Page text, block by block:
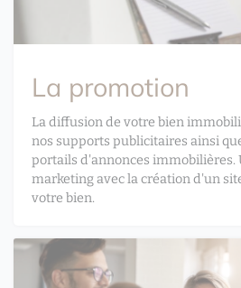
La promotion
La diffusion de votre bien
nos supports publicitaires ainsi
portails d'annonces immobilières.
marketing avec la création d'un
votre bien.